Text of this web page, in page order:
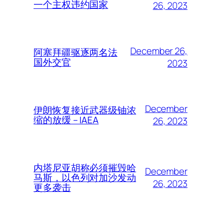
一个主权违约国家 26, 2023
阿塞拜疆驱逐两名法
国外交官
December 26,
2023
伊朗恢复接近武器级铀浓
缩的放缓 – IAEA
December
26, 2023
内塔尼亚胡称必须摧毁哈
马斯，以色列对加沙发动
更多袭击
December
26, 2023